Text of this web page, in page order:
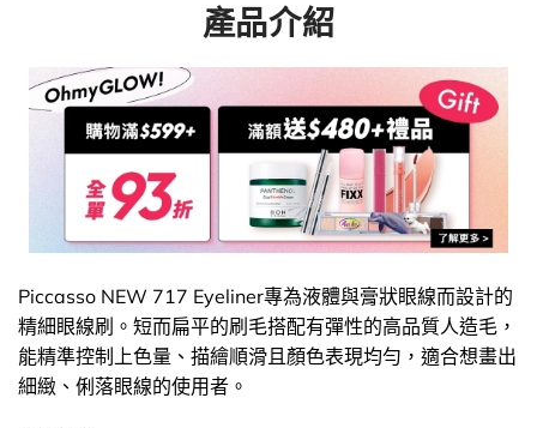
產品介紹
Piccasso NEW 717 Eyeliner專為液體與膏狀眼線而設計的
精細眼線刷。短而扁平的刷毛搭配有彈性的高品質人造毛，
能精準控制上色量、描繪順滑且顏色表現均勻，適合想畫出
細緻、俐落眼線的使用者。